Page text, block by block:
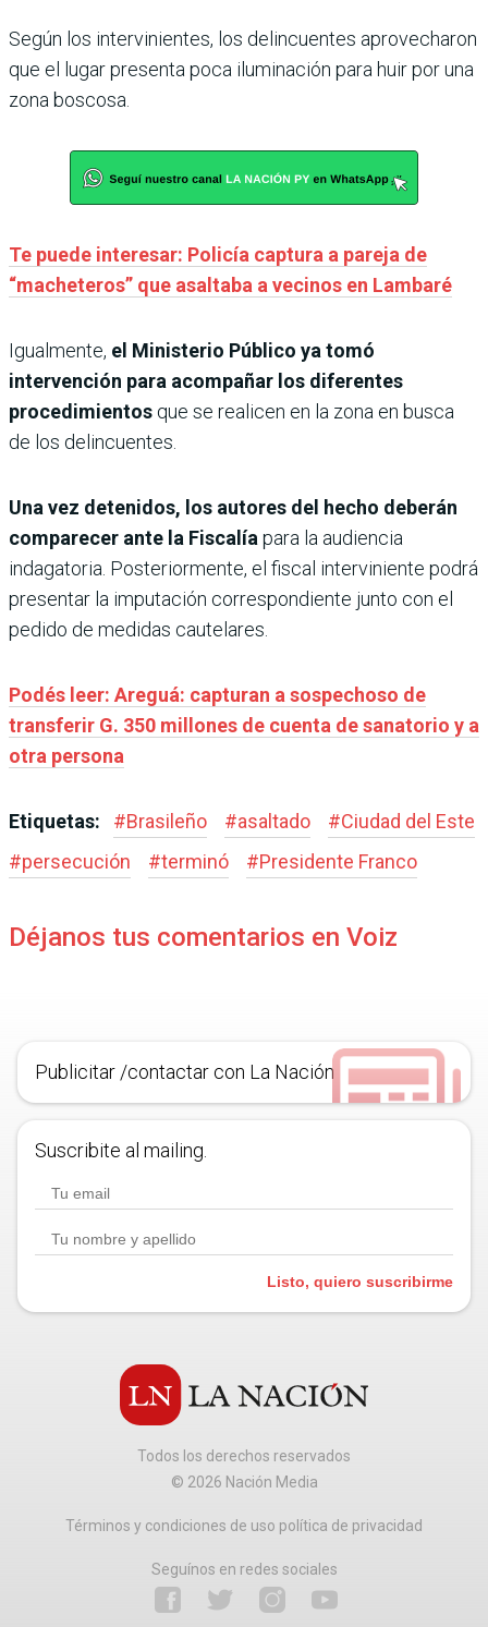
Según los intervinientes, los delincuentes aprovecharon
que el lugar presenta poca iluminación para huir por una
zona boscosa.
Te puede interesar: Policía captura a pareja de
“macheteros” que asaltaba a vecinos en Lambaré
Igualmente, el Ministerio Público ya tomó
intervención para acompañar los diferentes
procedimientos que se realicen en la zona en busca
de los delincuentes.
Una vez detenidos, los autores del hecho deberán
comparecer ante la Fiscalíapara la audiencia
indagatoria. Posteriormente, el fiscal interviniente podrá
presentar la imputación correspondiente junto con el
pedido de medidas cautelares.
Podés leer: Areguá: capturan a sospechoso de
transferir G. 350 millones de cuenta de sanatorio y a
otra persona
Etiquetas: #Brasileño #asaltado #Ciudad del Este
#persecución #terminó #Presidente Franco
Déjanos tus comentarios en Voiz
Publicitar /contactar con La Nación
Suscribite al mailing.
Listo, quiero suscribirme
Todos los derechos reservados
© 2026 Nación Media
Términos y condiciones de uso política de privacidad
Seguínos en redes sociales